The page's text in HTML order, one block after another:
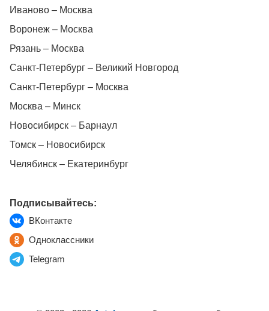
Иваново – Москва
Воронеж – Москва
Рязань – Москва
Санкт-Петербург – Великий Новгород
Санкт-Петербург – Москва
Москва – Минск
Новосибирск – Барнаул
Томск – Новосибирск
Челябинск – Екатеринбург
Подписывайтесь:
ВКонтакте
Одноклассники
Telegram